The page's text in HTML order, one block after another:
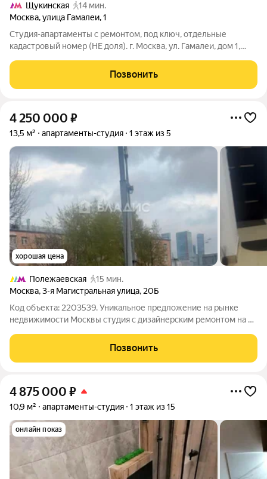
Щукинская
14 мин.
Москва,улица Гамалеи,1
Студия-апартаменты с ремонтом, под ключ, отдельные
кадастровый номер (НЕ доля). г. Москва, ул. Гамалеи, дом 1,
(сталинка). Студия 16,5 кв.м (помещение на схеме № 11),
стильный, качественный
Позвонить
4 250 000 ₽
13,5 м² апартаменты-студия 1 этаж из 5
хорошая цена
Полежаевская
15 мин.
Москва,3-я Магистральная улица, 20Б
Код объекта: 2203539. Уникальное предложение на рынке
недвижимости Москвы студия с дизайнерским ремонтом на 3-
первом этаже пятиэтажного кирпичного дома 1959 года
Позвонить
4 875 000 ₽
10,9 м² апартаменты-студия 1 этаж из 15
онлайн показ